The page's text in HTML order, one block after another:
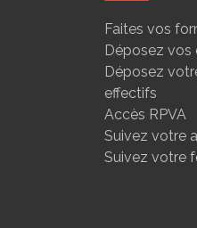
Faites vos
Déposez vos
Déposez
effectifs
Accès RPVA
Suivez votre
Suivez votre